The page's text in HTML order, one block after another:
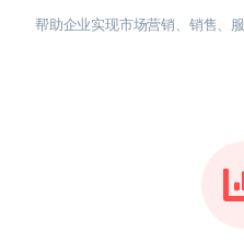
帮助企业实现市场营销、销售、